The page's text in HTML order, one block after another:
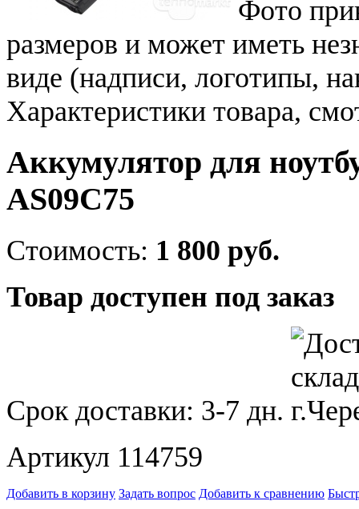
Фото
размеров и может иметь
виде (надписи, логотипы,
Характеристики товара,
Аккумулятор для
AS09C75
Стоимость: 1 800 руб.
Товар доступен под заказ
Срок доставки: 3-7 дн.
Артикул 114759
Добавить в корзину Задать вопрос Добавить к сравнению